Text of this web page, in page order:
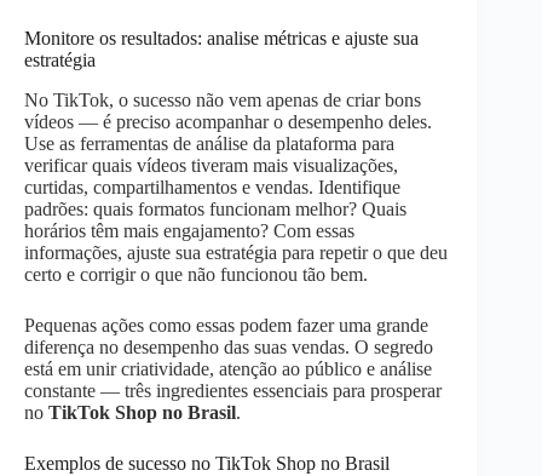
Monitore os resultados: analise métricas e ajuste sua
estratégia
No TikTok, o sucesso não vem apenas de criar bons
vídeos — é preciso acompanhar o desempenho deles.
Use as ferramentas de análise da plataforma para
verificar quais vídeos tiveram mais visualizações,
curtidas, compartilhamentos e vendas. Identifique
padrões: quais formatos funcionam melhor? Quais
horários têm mais engajamento? Com essas
informações, ajuste sua estratégia para repetir o que deu
certo e corrigir o que não funcionou tão bem.
Pequenas ações como essas podem fazer uma grande
diferença no desempenho das suas vendas. O segredo
está em unir criatividade, atenção ao público e análise
constante — três ingredientes essenciais para prosperar
no TikTok Shop no Brasil.
Exemplos de sucesso no TikTok Shop no Brasil